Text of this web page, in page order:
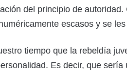
del principio de
escasos y se
tiempo que la rebeldía
Es decir, que